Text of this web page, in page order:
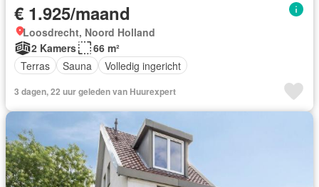
€ 1.925/maand
Loosdrecht, Noord Holland
2 Kamers
66 m²
Terras
Sauna Volledig ingericht
3 dagen, 22 uur geleden van Huurexpert